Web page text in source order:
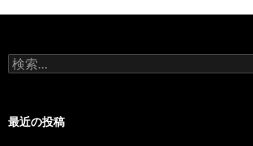
検
索:
最近の投稿